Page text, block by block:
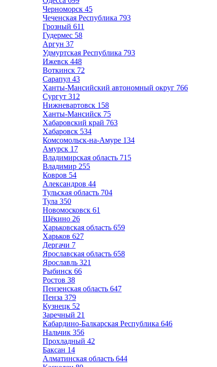
Черноморск 45
Чеченская Республика 793
Грозный 611
Гудермес 58
Аргун 37
Удмуртская Республика 793
Ижевск 448
Воткинск 72
Сарапул 43
Ханты-Мансийский автономный округ 766
Сургут 312
Нижневартовск 158
Ханты-Мансийск 75
Хабаровский край 763
Хабаровск 534
Комсомольск-на-Амуре 134
Амурск 17
Владимирская область 715
Владимир 255
Ковров 54
Александров 44
Тульская область 704
Тула 350
Новомосковск 61
Щёкино 26
Харьковская область 659
Харьков 627
Дергачи 7
Ярославская область 658
Ярославль 321
Рыбинск 66
Ростов 38
Пензенская область 647
Пенза 379
Кузнецк 52
Заречный 21
Кабардино-Балкарская Республика 646
Нальчик 356
Прохладный 42
Баксан 14
Алматинская область 644